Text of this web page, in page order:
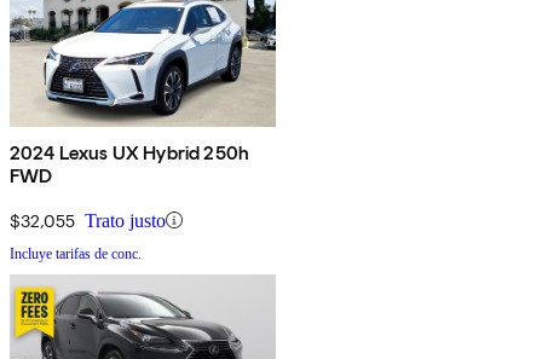
2024 Lexus UX Hybrid 250h
FWD
$32,055 Trato justo
Incluye tarifas de conc.